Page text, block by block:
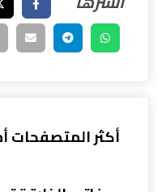
أكثر المتصفحات